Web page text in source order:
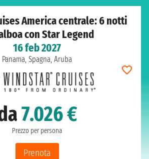
America centrale: 6 notti
con Star Legend
16 feb 2027
Panama, Spagna, Aruba
7.026 €
Prezzo per persona
Prenota